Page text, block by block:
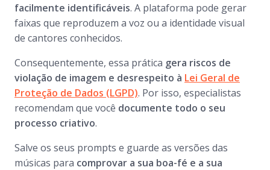
facilmente identificáveis. A plataforma pode gerar
faixas que reproduzem a voz ou a identidade visual
de cantores conhecidos.
Consequentemente, essa prática gera riscos de
violação de imagem e desrespeito à Lei Geral de
Proteção de Dados (LGPD). Por isso, especialistas
recomendam que você documente todo o seu
processo criativo.
Salve os seus prompts e guarde as versões das
músicas para comprovar a sua boa-fé e a sua